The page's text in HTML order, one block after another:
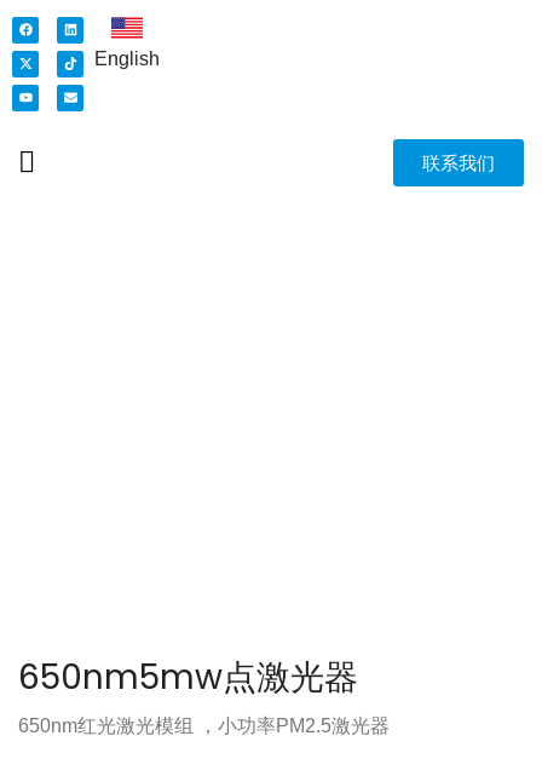
English
联系我们
650nm5mw点激光器
650nm红光激光模组 ，小功率PM2.5激光器